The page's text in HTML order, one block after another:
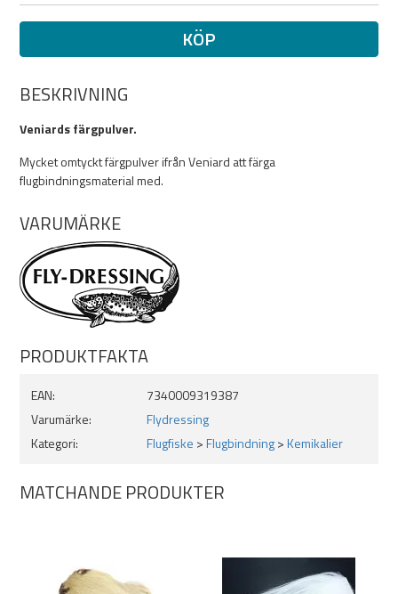
KÖP
BESKRIVNING
Veniards färgpulver.
Mycket omtyckt färgpulver ifrån Veniard att färga
flugbindningsmaterial med.
VARUMÄRKE
PRODUKTFAKTA
EAN:
7340009319387
Varumärke:
Flydressing
Kategori:
Flugfiske >Flugbindning>Kemikalier
MATCHANDE PRODUKTER